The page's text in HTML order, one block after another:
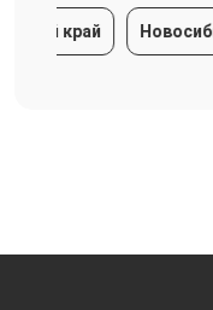
край Новосибирск